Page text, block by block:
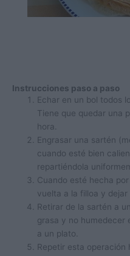
Instrucciones paso a paso
Echar en un bol todos
Tiene que quedar una
hora.
Engrasar una sartén
cuando esté bien
repartiéndola
Cuando esté hecha
vuelta a la filloa y
Retirar de la sartén a
grasa y no humedecer
a un plato.
Repetir esta operación